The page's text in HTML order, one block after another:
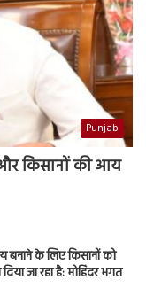
Punjab
किसानों की आय
बनाने के लिए किसानों को
जा रहा है: मोहिंदर भगत